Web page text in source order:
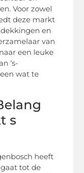
Voor zowel
deze markt
en
van
een leuke
‘s-
wat te
s
heeft
tot de